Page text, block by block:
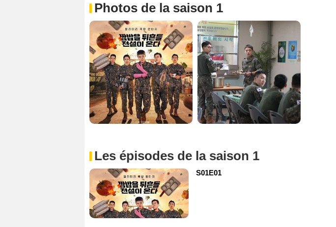
Photos de la saison 1
Les épisodes de la saison 1
S01E01